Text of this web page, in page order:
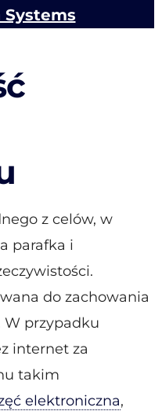
Systems
z celów, w
parafka i
do zachowania
przypadku
internet za
takim
elektroniczna,